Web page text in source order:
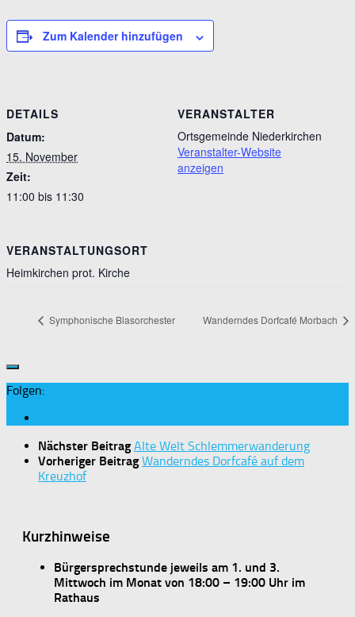
Zum Kalender hinzufügen
DETAILS
Datum:
15. November
Zeit:
11:00 bis 11:30
VERANSTALTER
Ortsgemeinde Niederkirchen
Veranstalter-Website
anzeigen
VERANSTALTUNGSORT
Heimkirchen prot. Kirche
Symphonische Blasorchester Wanderndes Dorfcafé Morbach
Folgen:
Nächster Beitrag Alte Welt Schlemmerwanderung
Vorheriger Beitrag Wanderndes Dorfcafé auf dem
Kreuzhof
Kurzhinweise
Bürgersprechstunde jeweils am 1. und 3.
Mittwoch im Monat von 18:00 – 19:00 Uhr im
Rathaus